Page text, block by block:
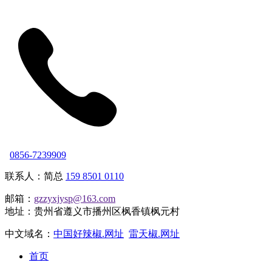
0856-7239909
联系人：简总 159 8501 0110
邮箱： gzzyxjysp@163.com
地址：贵州省遵义市播州区枫香镇枫元村
中文域名： 中国好辣椒.网址 雷天椒.网址
首页